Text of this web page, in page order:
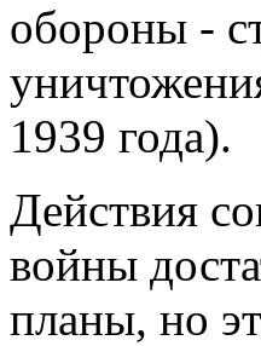
обороны -
1939 года).
Действия
войны
планы, но